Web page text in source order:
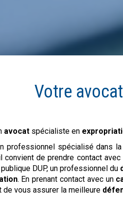
Votre
avocat spécialiste en
professionnel spécialisé dans la
convient de prendre contact avec
DUP, un professionnel du
. En prenant contact avec un
de vous assurer la meilleure